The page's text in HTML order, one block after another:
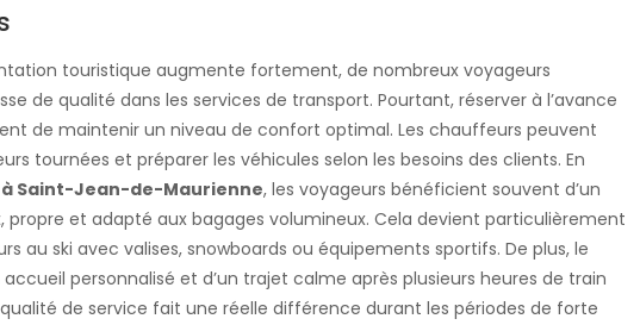
touristique augmente fortement, de nombreux voyageurs
de qualité dans les services de transport. Pourtant, réserver à l’avance
de maintenir un niveau de confort optimal. Les chauffeurs peuvent
tournées et préparer les véhicules selon les besoins des clients. En
Saint-Jean-de-Maurienne, les voyageurs bénéficient souvent d’un
propre et adapté aux bagages volumineux. Cela devient particulièrement
au ski avec valises, snowboards ou équipements sportifs. De plus, le
personnalisé et d’un trajet calme après plusieurs heures de train
de service fait une réelle différence durant les périodes de forte